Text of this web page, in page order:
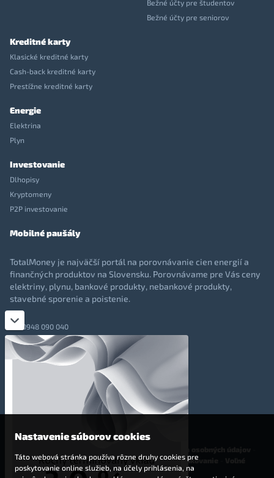
Bežné účty pre študentov
Bežné účty pre seniorov
Kreditné karty
Klasické kreditné karty
Cash-back kreditné karty
Prestížne kreditné karty
Energie
Elektrina
Plyn
Investovanie
Dlhopisy
Kryptomeny
P2P investovanie
Mobilné paušály
TotalMoney je najväčší portál na porovnávanie cien energií a
finančných produktov na Slovensku. Porovnávame pre Vás ceny
elektriny, plynu, bankové produkty, nebankové produkty,
stavebné sporenie a poistenie.
0948 090 040
+421 948 090 051
info@totalmoney.sk
Levočská 866, Poprad, 058 01
Cookies-Nastavenia cookies -Finančné sprostredkovanie
pracovné miesta
Nastavenie súborov cookies
Táto webová stránka používa rôzne druhy cookies pre
poskytovanie online služieb, na účely prihlásenia, na